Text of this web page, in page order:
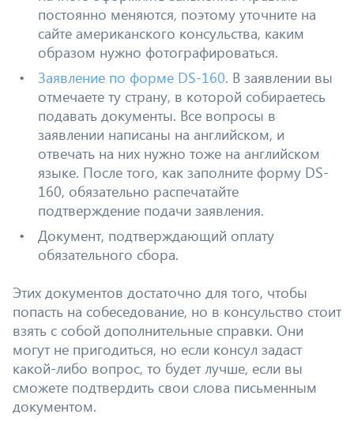
постоянно меняются, поэтому уточните на
сайте американского консульства, каким
образом нужно фотографироваться.
Заявление по форме DS-160. В заявлении вы
отмечаете ту страну, в которой собираетесь
подавать документы. Все вопросы в
заявлении написаны на английском, и
отвечать на них нужно тоже на английском
языке. После того, как заполните форму DS-
160, обязательно распечатайте
подтверждение подачи заявления.
Документ, подтверждающий оплату
обязательного сбора.
Этих документов достаточно для того, чтобы
попасть на собеседование, но в консульство стоит
взять с собой дополнительные справки. Они
могут не пригодиться, но если консул задаст
какой-либо вопрос, то будет лучше, если вы
сможете подтвердить свои слова письменным
документом.